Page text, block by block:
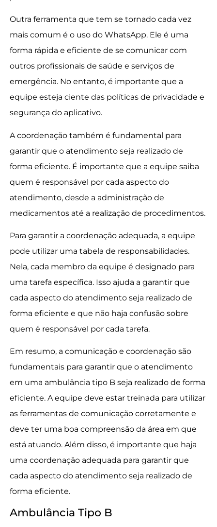
Outra ferramenta que tem se tornado cada vez
mais comum é o uso do WhatsApp. Ele é uma
forma rápida e eficiente de se comunicar com
outros profissionais de saúde e serviços de
emergência. No entanto, é importante que a
equipe esteja ciente das políticas de privacidade e
segurança do aplicativo.
A coordenação também é fundamental para
garantir que o atendimento seja realizado de
forma eficiente. É importante que a equipe saiba
quem é responsável por cada aspecto do
atendimento, desde a administração de
medicamentos até a realização de procedimentos.
Para garantir a coordenação adequada, a equipe
pode utilizar uma tabela de responsabilidades.
Nela, cada membro da equipe é designado para
uma tarefa específica. Isso ajuda a garantir que
cada aspecto do atendimento seja realizado de
forma eficiente e que não haja confusão sobre
quem é responsável por cada tarefa.
Em resumo, a comunicação e coordenação são
fundamentais para garantir que o atendimento
em uma ambulância tipo B seja realizado de forma
eficiente. A equipe deve estar treinada para utilizar
as ferramentas de comunicação corretamente e
deve ter uma boa compreensão da área em que
está atuando. Além disso, é importante que haja
uma coordenação adequada para garantir que
cada aspecto do atendimento seja realizado de
forma eficiente.
Ambulância Tipo B